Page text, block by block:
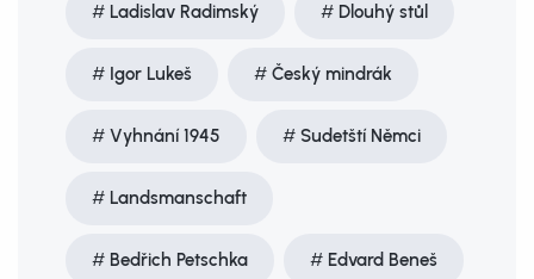
Ladislav Radimský Dlouhý stůl
Igor Lukeš Český mindrák
Vyhnání 1945 Sudetští Němci
Landsmanschaft
Bedřich Petschka Edvard Beneš